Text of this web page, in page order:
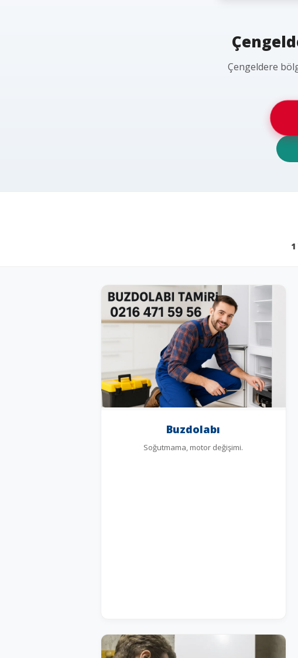
Çengeldere
Buzdolabı
Soğutmama, motor değişimi.